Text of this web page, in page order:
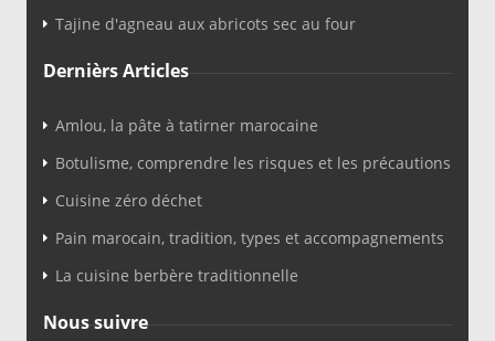
Tajine d'agneau aux abricots sec au four
Dernièrs Articles
Amlou, la pâte à tatirner marocaine
Botulisme, comprendre les risques et les précautions
Cuisine zéro déchet
Pain marocain, tradition, types et accompagnements
La cuisine berbère traditionnelle
Nous suivre